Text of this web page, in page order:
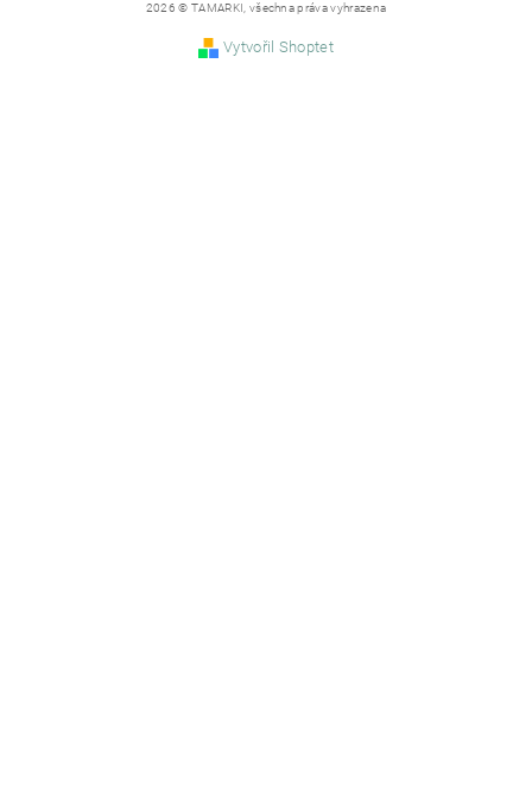
2026 © TAMARKI, všechna práva vyhrazena
Vytvořil Shoptet